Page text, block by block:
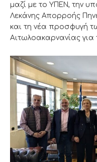
μαζί με το ΥΠΕΝ, την
Λεκάνης Απορροής
και τη νέα προσφυγή
Αιτωλοακαρνανίας